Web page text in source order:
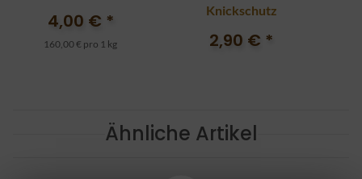
4,00 € *
160,00 € pro 1 kg
Knickschutz
2,90 € *
Ähnliche Artikel